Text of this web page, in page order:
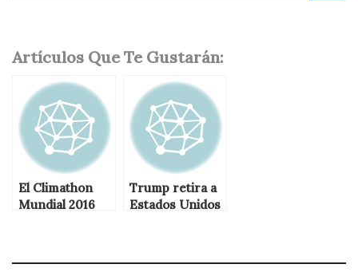
Artículos Que Te Gustarán:
El Climathon
Mundial 2016
Trump retira a
Estados Unidos